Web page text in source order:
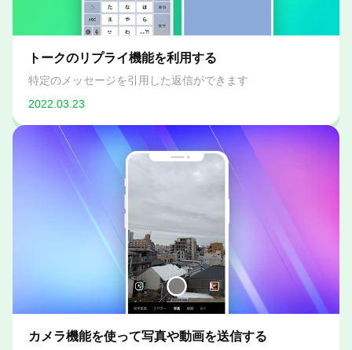
トークのリプライ機能を利用する
特定のメッセージを引用した返信ができます
2022.03.23
カメラ機能を使って写真や動画を送信する